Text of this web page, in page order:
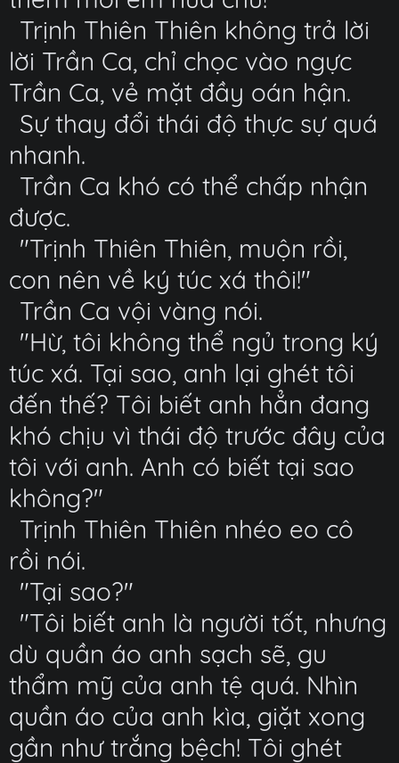
Trịnh Thiên Thiên không trả lời
lời Trần Ca, chỉ chọc vào ngực
Trần Ca, vẻ mặt đầy oán hận.
Sự thay đổi thái độ thực sự quá
nhanh.
Trần Ca khó có thể chấp nhận
được.
"Trịnh Thiên Thiên, muộn rồi,
con nên về ký túc xá thôi!"
Trần Ca vội vàng nói.
"Hừ, tôi không thể ngủ trong ký
túc xá. Tại sao, anh lại ghét tôi
đến thế? Tôi biết anh hẳn đang
khó chịu vì thái độ trước đây của
tôi với anh. Anh có biết tại sao
không?"
Trịnh Thiên Thiên nhéo eo cô
rồi nói.
"Tại sao?"
"Tôi biết anh là người tốt, nhưng
dù quần áo anh sạch sẽ, gu
thẩm mỹ của anh tệ quá. Nhìn
quần áo của anh kìa, giặt xong
gần như trắng bệch! Tôi ghét